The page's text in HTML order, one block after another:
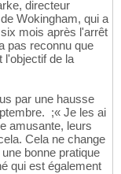
directeur
Wokingham, qui a
mois après l'arrêt
pas reconnu que
l'objectif de la
par une hausse
;« Je les ai
amusante, leurs
Cela ne change
bonne pratique
qui est également